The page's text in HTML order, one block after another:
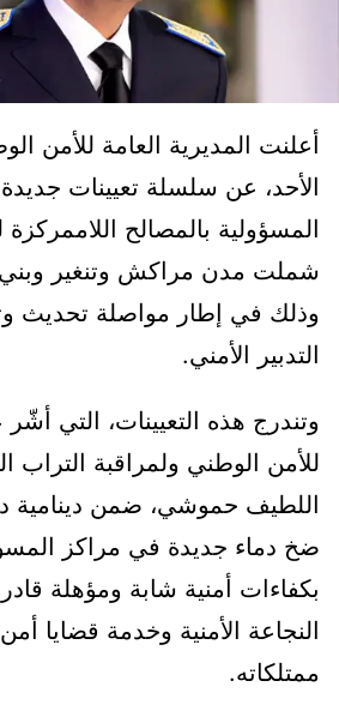
أعلنت المديرية العامة للأمن
الأحد، عن سلسلة تعيينات
المسؤولية بالمصالح اللاممركزة
شملت مدن مراكش وتنغير وبني
وذلك في إطار مواصلة تحديث
التدبير الأمني.
وتندرج هذه التعيينات، التي أشّر
للأمن الوطني ولمراقبة التراب
اللطيف حموشي، ضمن دينامية
ضخ دماء جديدة في مراكز
بكفاءات أمنية شابة ومؤهلة
النجاعة الأمنية وخدمة قضايا
ممتلكاته.